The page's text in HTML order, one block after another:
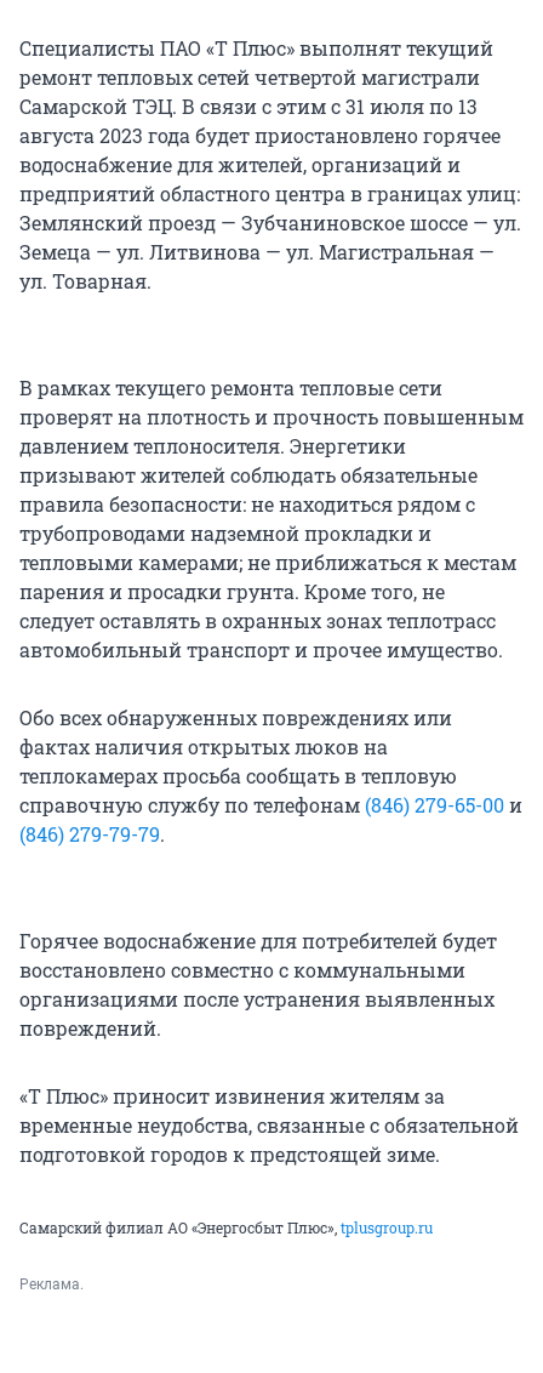
Специалисты ПАО «Т Плюс» выполнят текущий
ремонт тепловых сетей четвертой магистрали
Самарской ТЭЦ. В связи с этим с 31 июля по 13
августа 2023 года будет приостановлено горячее
водоснабжение для жителей, организаций и
предприятий областного центра в границах улиц:
Землянский проезд — Зубчаниновское шоссе — ул.
Земеца — ул. Литвинова — ул. Магистральная —
ул. Товарная.
В рамках текущего ремонта тепловые сети
проверят на плотность и прочность повышенным
давлением теплоносителя. Энергетики
призывают жителей соблюдать обязательные
правила безопасности: не находиться рядом с
трубопроводами надземной прокладки и
тепловыми камерами; не приближаться к местам
парения и просадки грунта. Кроме того, не
следует оставлять в охранных зонах теплотрасс
автомобильный транспорт и прочее имущество.
Обо всех обнаруженных повреждениях или
фактах наличия открытых люков на
теплокамерах просьба сообщать в тепловую
справочную службу по телефонам (846) 279-65-00и
(846) 279-79-79.
Горячее водоснабжение для потребителей будет
восстановлено совместно с коммунальными
организациями после устранения выявленных
повреждений.
«Т Плюс» приносит извинения жителям за
временные неудобства, связанные с обязательной
подготовкой городов к предстоящей зиме.
Самарский филиал АО «Энергосбыт Плюс»,tplusgroup.ru
Реклама.